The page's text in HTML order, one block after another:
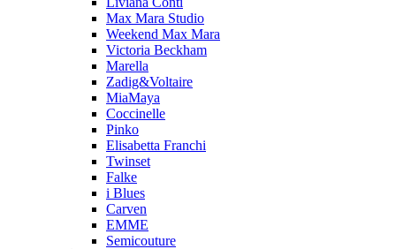
Max Mara Studio
Weekend Max Mara
Victoria Beckham
Marella
Zadig&Voltaire
MiaMaya
Coccinelle
Pinko
Elisabetta Franchi
Twinset
Falke
i Blues
Carven
EMME
Semicouture